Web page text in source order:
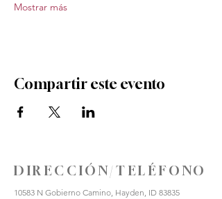
Mostrar más
Compartir este evento
DIRECCIÓN/TELÉFONO
10583 N Gobierno Camino, Hayden, ID 83835